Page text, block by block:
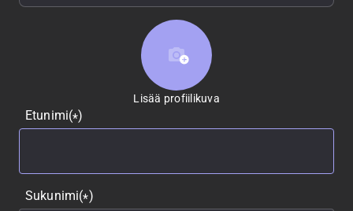
Lisää profiilikuva
Lisää profiilikuva
Etunimi(*)
Sukunimi(*)